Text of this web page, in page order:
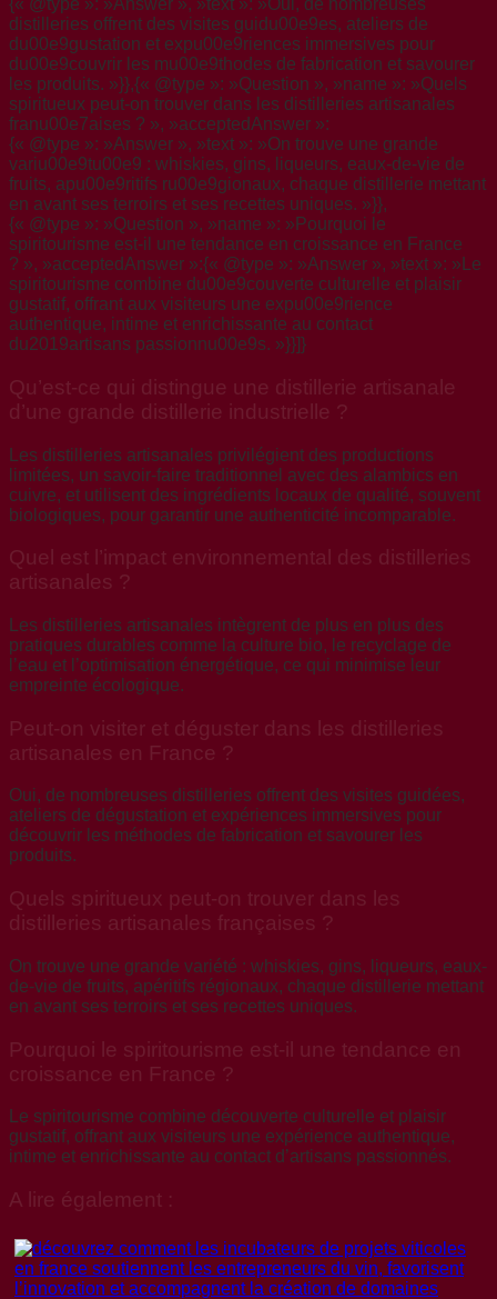
{« @type »: »Answer », »text »: »Oui, de nombreuses
distilleries offrent des visites guidu00e9es, ateliers de
du00e9gustation et expu00e9riences immersives pour
du00e9couvrir les mu00e9thodes de fabrication et savourer
les produits. »}},{« @type »: »Question », »name »: »Quels
spiritueux peut-on trouver dans les distilleries artisanales
franu00e7aises ? », »acceptedAnswer »:
{« @type »: »Answer », »text »: »On trouve une grande
variu00e9tu00e9 : whiskies, gins, liqueurs, eaux-de-vie de
fruits, apu00e9ritifs ru00e9gionaux, chaque distillerie mettant
en avant ses terroirs et ses recettes uniques. »}},
{« @type »: »Question », »name »: »Pourquoi le
spiritourisme est-il une tendance en croissance en France
? », »acceptedAnswer »:{« @type »: »Answer », »text »: »Le
spiritourisme combine du00e9couverte culturelle et plaisir
gustatif, offrant aux visiteurs une expu00e9rience
authentique, intime et enrichissante au contact
du2019artisans passionnu00e9s. »}}]}
Qu’est-ce qui distingue une distillerie artisanale
d’une grande distillerie industrielle ?
Les distilleries artisanales privilégient des productions
limitées, un savoir-faire traditionnel avec des alambics en
cuivre, et utilisent des ingrédients locaux de qualité, souvent
biologiques, pour garantir une authenticité incomparable.
Quel est l’impact environnemental des distilleries
artisanales ?
Les distilleries artisanales intègrent de plus en plus des
pratiques durables comme la culture bio, le recyclage de
l’eau et l’optimisation énergétique, ce qui minimise leur
empreinte écologique.
Peut-on visiter et déguster dans les distilleries
artisanales en France ?
Oui, de nombreuses distilleries offrent des visites guidées,
ateliers de dégustation et expériences immersives pour
découvrir les méthodes de fabrication et savourer les
produits.
Quels spiritueux peut-on trouver dans les
distilleries artisanales françaises ?
On trouve une grande variété : whiskies, gins, liqueurs, eaux-
de-vie de fruits, apéritifs régionaux, chaque distillerie mettant
en avant ses terroirs et ses recettes uniques.
Pourquoi le spiritourisme est-il une tendance en
croissance en France ?
Le spiritourisme combine découverte culturelle et plaisir
gustatif, offrant aux visiteurs une expérience authentique,
intime et enrichissante au contact d’artisans passionnés.
A lire également :